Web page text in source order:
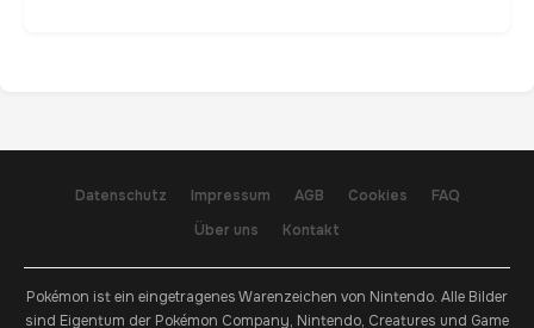
Datenschutz Impressum AGB Cookies
FAQ
Über uns
Kontakt
Pokémon ist ein eingetragenes Warenzeichen von Nintendo. Alle Bilder
sind Eigentum der Pokémon Company, Nintendo, Creatures und Game